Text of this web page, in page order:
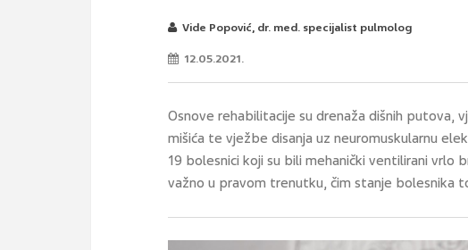
Vide Popović, dr. med. specijalist pulmolog
12.05.2021.
Osnove rehabilitacije su drenaža dišnih putova,
mišića te vježbe disanja uz neuromuskularnu
19 bolesnici koji su bili mehanički ventilirani vrlo
važno u pravom trenutku, čim stanje bolesnika